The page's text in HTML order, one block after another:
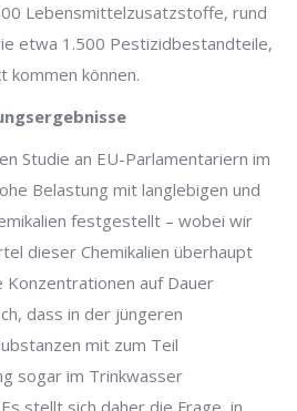
Lebensmittelzusatzstoffe, rund
etwa 1.500 Pestizidbestandteile,
kommen können.
Studie an EU-Parlamentariern im
Belastung mit langlebigen und
festgestellt – wobei wir
dieser Chemikalien überhaupt
Konzentrationen auf Dauer
dass in der jüngeren
mit zum Teil
sogar im Trinkwasser
stellt sich daher die Frage, in